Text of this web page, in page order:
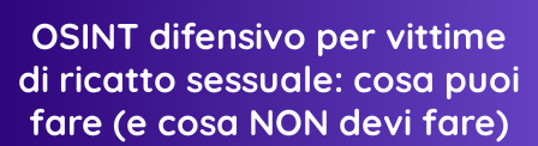
OSINT difensivo per vittime
di ricatto sessuale: cosa puoi
fare (e cosa NON devi fare)